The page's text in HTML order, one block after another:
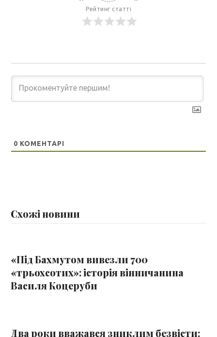
Рейтинг статті
0 КОМЕНТАРІ
Схожі новини
«Під Бахмутом вивезли 700
«трьохсотих»: історія вінничанина
Василя Коцеруби
Два роки вважався зниклим безвісти: